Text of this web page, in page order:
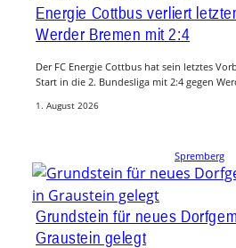
Energie Cottbus verliert
Werder Bremen mit 2:4
Der FC Energie Cottbus hat sein letztes
Start in die 2. Bundesliga mit 2:4 gegen
1. August 2026
Spremberg
Grundstein für neues
Graustein gelegt